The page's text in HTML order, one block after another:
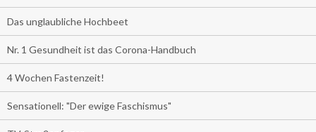
Das unglaubliche Hochbeet
Nr. 1 Gesundheit ist das Corona-Handbuch
4 Wochen Fastenzeit!
Sensationell: "Der ewige Faschismus"